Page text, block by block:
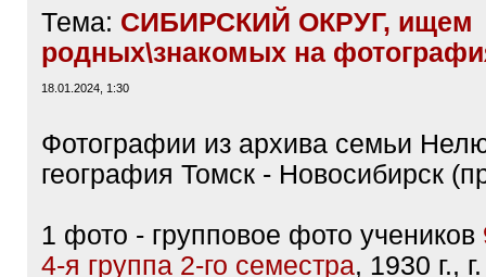
Тема:СИБИРСКИЙ ОКРУГ, ищем
родных\знакомых на